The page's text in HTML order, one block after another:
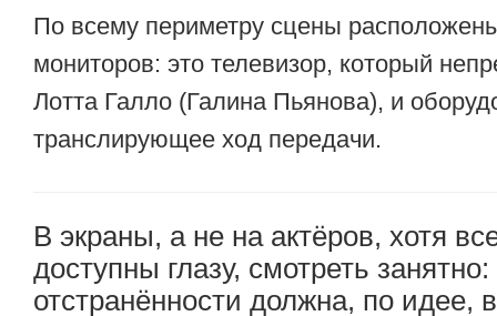
По всему периметру сцены
мониторов: это телевизор, который
Лотта Галло (Галина Пьянова), и
транслирующее ход передачи.
В экраны, а не на актёров, хотя
доступны глазу, смотреть
отстранённости должна, по идее,